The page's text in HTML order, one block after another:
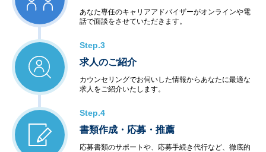
あなた専任のキャリアアドバイザーがオンラインや電
話で面談をさせていただきます。
Step.3
求人のご紹介
カウンセリングでお伺いした情報からあなたに最適な
求人をご紹介いたします。
Step.4
書類作成・応募・推薦
応募書類のサポートや、応募手続き代行など、徹底的